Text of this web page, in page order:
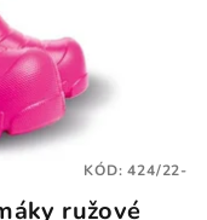
ružové
KÓD:424/22-